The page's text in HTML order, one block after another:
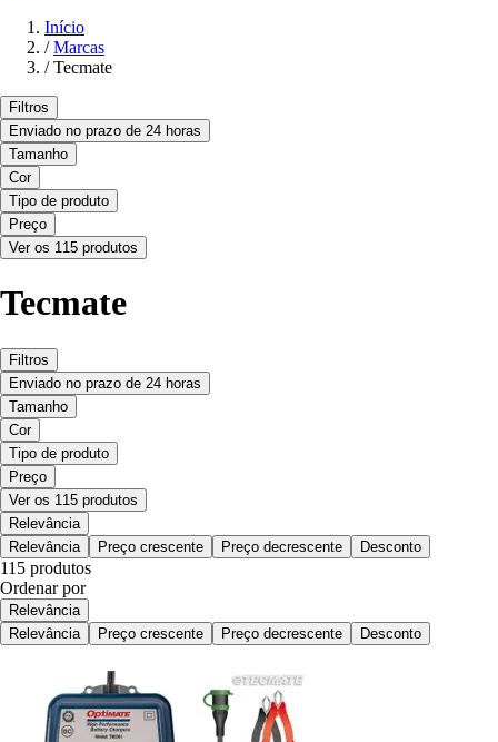
Início
/ Marcas
/ Tecmate
Filtros
Enviado no prazo de 24 horas
Tamanho
Cor
Tipo de produto
Preço
Ver os 115 produtos
Tecmate
Filtros
Enviado no prazo de 24 horas
Tamanho
Cor
Tipo de produto
Preço
Ver os 115 produtos
Relevância
Relevância
Preço crescente Preço decrescente Desconto
115 produtos
Ordenar por
Relevância
Relevância
Preço crescente Preço decrescente Desconto